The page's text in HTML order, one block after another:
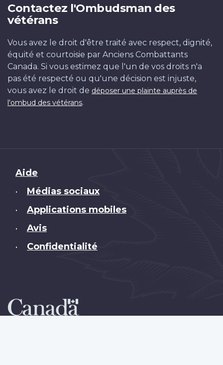
Contactez l'Ombudsman des
vétérans
Vous avez le droit d'être traité avec respect, dignité,
équité et courtoisie par Anciens Combattants
Canada. Si vous estimez que l'un de vos droits n'a
pas été respecté ou qu'une décision est injuste,
vous avez le droit de déposer une plainte auprès de
l'ombud des vétérans.
Brand
Aide
• Médias sociaux
• Applications mobiles
• Avis
• Confidentialité